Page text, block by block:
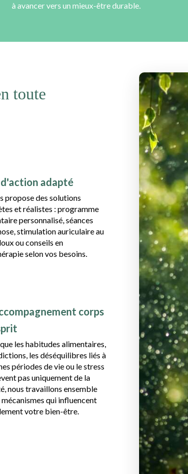
à avancer vers un mieux-être durable.
toute
d'action adapté
propose des solutions
et réalistes : programme
personnalisé, séances
stimulation auriculaire au
ou conseils en
selon vos besoins.
corps
les habitudes alimentaires,
les déséquilibres liés à
périodes de vie ou le stress
pas uniquement de la
nous travaillons ensemble
mécanismes qui influencent
votre bien-être.